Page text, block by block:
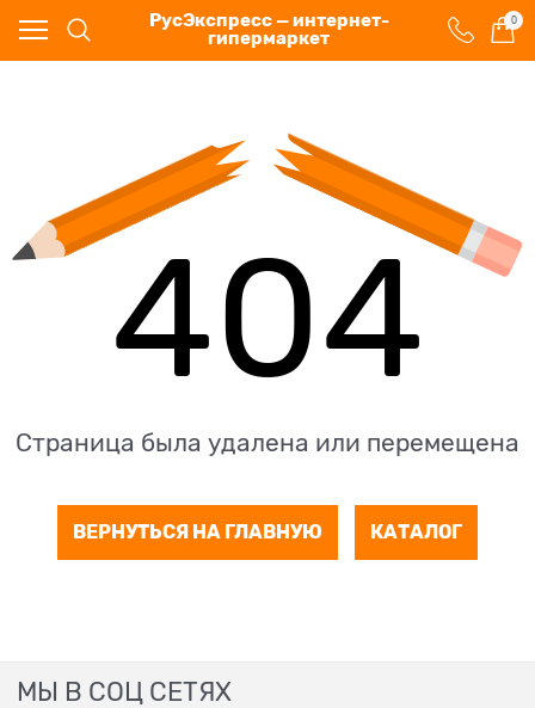
РусЭкспресс — интернет-
гипермаркет
0
404
Страница была удалена или перемещена
ВЕРНУТЬСЯ НА ГЛАВНУЮ КАТАЛОГ
МЫ В СОЦ СЕТЯХ